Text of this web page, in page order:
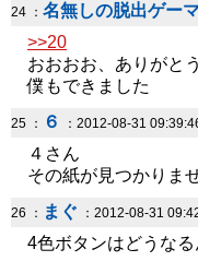
24 ： 名無しの脱出ゲー
>>20
おおおお、ありがと
僕もできました
25 ： ６ ：2012-08-31
４さん
その紙が見つかりま
26 ： まぐ ：2012-08-31
4色ボタンはどうな